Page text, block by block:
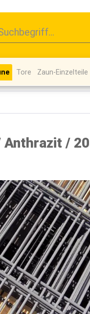
Tore Zaun-Einzelteile
/